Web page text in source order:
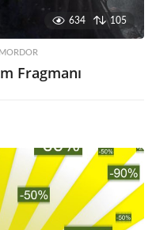
634 105
Fragmanı